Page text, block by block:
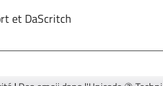
et DaScritch